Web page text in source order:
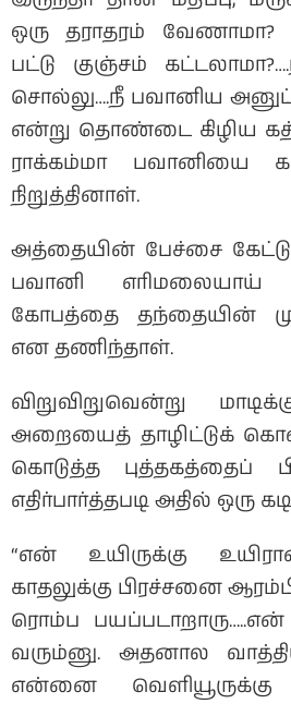
ஒரு தராதரம் வேணாமா?
பட்டு குஞ்சம்
சொல்லு….நீ பவானிய
என்று தொண்டை கிழிய
ராக்கம்மா பவானியை
நிறுத்தினாள்.
அத்தையின் பேச்சை
பவானி
கோபத்தை தந்தையின்
என தணிந்தாள்.
விறுவிறுவென்று
அறையைத் தாழிட்டுக்
கொடுத்த புத்தகத்தைப்
எதிர்பார்த்தபடி அதில் ஒரு
“என் உயிருக்கு
காதலுக்கு பிரச்சனை
ரொம்ப பயப்படாறாரு…..என்
வரும்னு. அதனால
என்னை வெளியூருக்கு